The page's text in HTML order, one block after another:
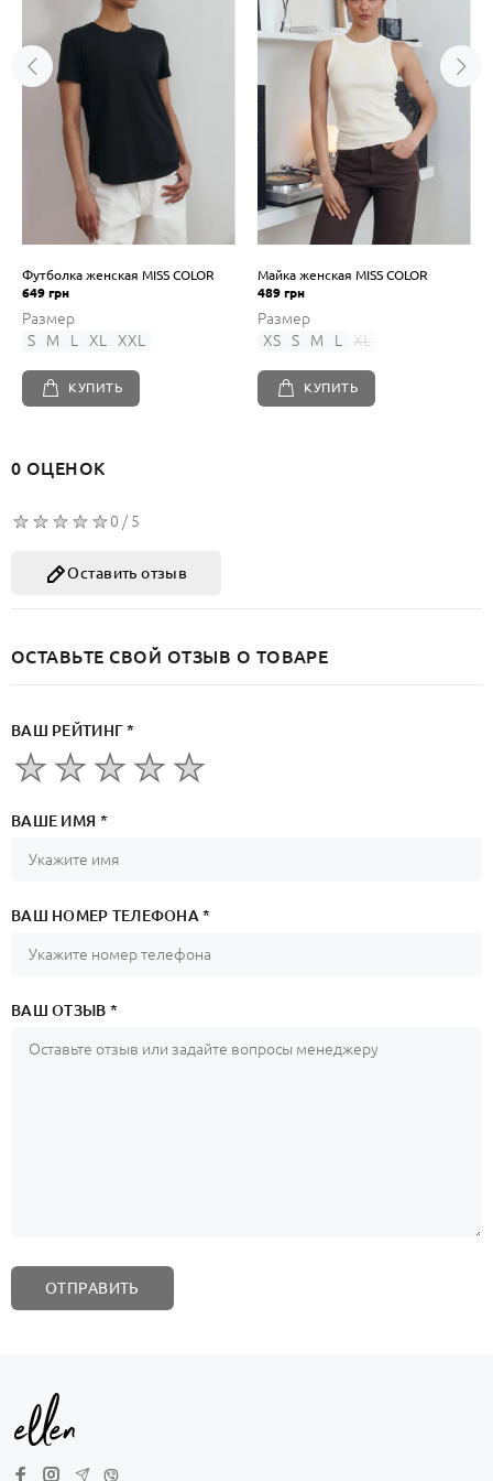
Футболка женская MISS COLOR
649 грн
Размер
S
M L XL XXL
КУПИТЬ
Майка женская MISS COLOR
489 грн
Размер
XS
S M L XL
КУПИТЬ
0 ОЦЕНОК
0 / 5
Оставить отзыв
ОСТАВЬТЕ СВОЙ ОТЗЫВ О ТОВАРЕ
ВАШ РЕЙТИНГ *
ВАШЕ ИМЯ *
ВАШ НОМЕР ТЕЛЕФОНА *
ВАШ ОТЗЫВ *